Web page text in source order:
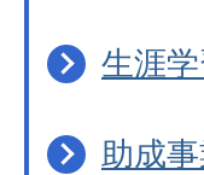
生涯
助成